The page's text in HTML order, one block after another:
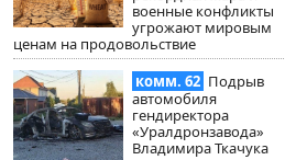
военные конфликты
угрожают мировым
ценам на продовольствие
комм. 62 Подрыв
автомобиля
гендиректора
«Уралдронзавода»
Владимира Ткачука